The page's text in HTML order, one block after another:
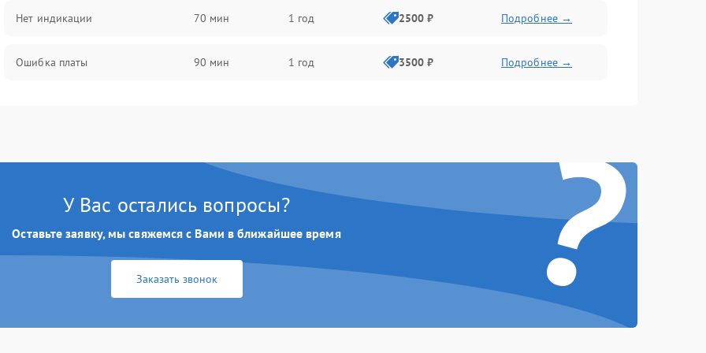
Нет индикации 70 мин 1 год 2500 ₽ Подробнее →
Ошибка платы 90 мин 1 год 3500 ₽ Подробнее →
?
У Вас остались вопросы?
Оставьте заявку, мы свяжемся с Вами в ближайшее время
Заказать звонок